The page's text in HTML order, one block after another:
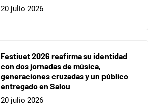
20 julio 2026
Festiuet 2026 reafirma su identidad
con dos jornadas de música,
generaciones cruzadas y un público
entregado en Salou
20 julio 2026